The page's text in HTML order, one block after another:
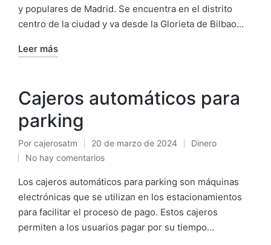
y populares de Madrid. Se encuentra en el distrito
centro de la ciudad y va desde la Glorieta de Bilbao…
Leer más
Cajeros automáticos para
parking
Publicado
por
Por cajerosatm 20 de marzo de 2024
Publicado
Dinero
No hay comentarios
Los cajeros automáticos para parking son máquinas
electrónicas que se utilizan en los estacionamientos
para facilitar el proceso de pago. Estos cajeros
permiten a los usuarios pagar por su tiempo…